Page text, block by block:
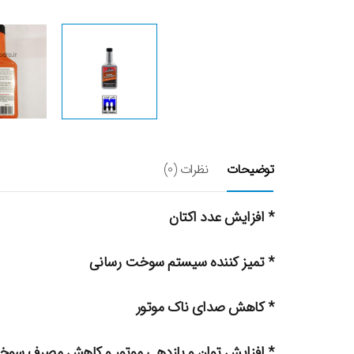
توضیحات نظرات (0)
* افزایش عدد اکتان
* تمیز کننده سیستم سوخت رسانی
* کاهش صدای ناک موتور